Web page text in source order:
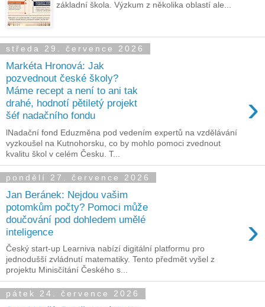
základní škola. Výzkum z několika oblastí ale...
středa 29. července 2026
Markéta Hronová: Jak
pozvednout české školy?
Máme recept a není to ani tak
drahé, hodnotí pětiletý projekt
šéf nadačního fondu
›
lNadační fond Eduzměna pod vedením expertů na vzdělávání
vyzkoušel na Kutnohorsku, co by mohlo pomoci zvednout
kvalitu škol v celém Česku. T...
pondělí 27. července 2026
Jan Beránek: Nejdou vašim
potomkům počty? Pomoci může
doučování pod dohledem umělé
inteligence
›
Český start-up Learniva nabízí digitální platformu pro
jednodušší zvládnutí matematiky. Tento předmět vyšel z
projektu Minisčítání Českého s...
pátek 24. července 2026